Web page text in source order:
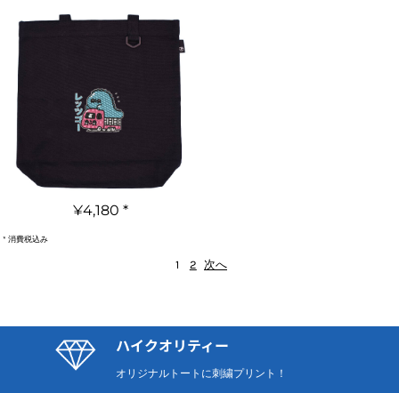
¥4,180 *
* 消費税込み
1 2 次へ
ハイクオリティー
オリジナルトートに刺繍プリント！